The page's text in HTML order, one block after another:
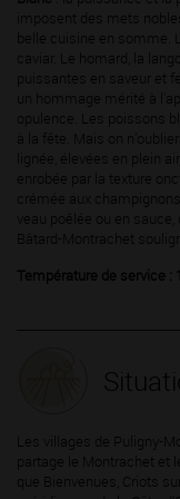
imposent des mets
belle cuisine en somme.
caviar. Le homard, la
puissantes en saveur et
un hommage mérité à
opulence. Les poissons
à la fête. Mais on
lignée, élevées en plein
enrobée par la texture
crémée aux
veau poêlée ou en
Bâtard-Montrachet
Température de service :
Les villages de Puligny-
partage le Montrachet et
que Bienvenues, Criots